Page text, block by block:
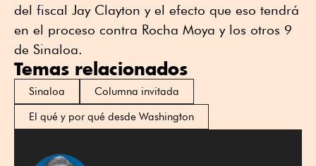
del fiscal Jay Clayton y el efecto que eso tendrá
en el proceso contra Rocha Moya y los otros 9
de Sinaloa.
Temas relacionados
Sinaloa
Columna invitada
El qué y por qué desde Washington